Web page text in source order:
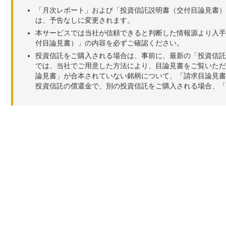
「月次レポート」および「投資信託説明書（交付目論見
は、予告なしに変更されます。
本サービスでは当社が信頼できると判断した情報源より入
付目論見書）」の内容を必ずご確認ください。
投資信託をご購入される場合は、事前に、最新の「投資信
では、当社でご用意した方法により、目論見書をご覧いた
論見書」が合本されていない銘柄について、「請求目論見
投資信託の償還金で、別の投資信託をご購入される場合、